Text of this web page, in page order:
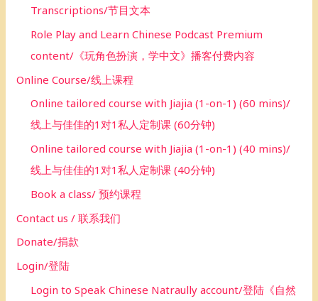
Transcriptions/节目文本
Role Play and Learn Chinese Podcast Premium
content/《玩角色扮演，学中文》播客付费内容
Online Course/线上课程
Online tailored course with Jiajia (1-on-1) (60 mins)/
线上与佳佳的1对1私人定制课 (60分钟)
Online tailored course with Jiajia (1-on-1) (40 mins)/
线上与佳佳的1对1私人定制课 (40分钟)
Book a class/ 预约课程
Contact us / 联系我们
Donate/捐款
Login/登陆
Login to Speak Chinese Natraully account/登陆《自然